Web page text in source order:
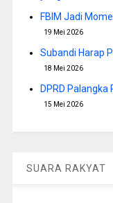
FBIM Jadi
19 Mei 2026
Subandi Harap
18 Mei 2026
DPRD
15 Mei 2026
SUARA RAKYAT